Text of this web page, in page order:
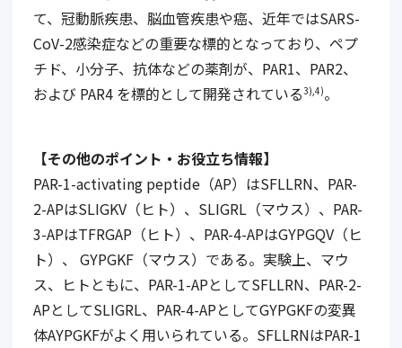
て、冠動脈疾患、脳血管疾患や癌、近年ではSARS-
CoV-2感染症などの重要な標的となっており、ペプ
チド、小分子、抗体などの薬剤が、PAR1、PAR2、
および PAR4 を標的として開発されている3), 4)。
【その他のポイント・お役立ち情報】
PAR-1-activating peptide（AP）はSFLLRN、PAR-
2-APはSLIGKV（ヒト）、SLIGRL（マウス）、PAR-
3-APはTFRGAP（ヒト）、PAR-4-APはGYPGQV（ヒ
ト）、 GYPGKF（マウス）である。実験上、マウ
ス、ヒトともに、PAR-1-APとしてSFLLRN、PAR-2-
APとしてSLIGRL、PAR-4-APとしてGYPGKFの変異
体AYPGKFがよく用いられている。SFLLRNはPAR-1